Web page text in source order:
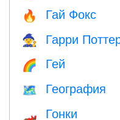
🔥 Гай Фокс
🧙 Гарри
🌈 Гей
🗺 География
🏎 Гонки